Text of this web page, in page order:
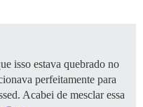
isso estava quebrado no
perfeitamente para
Acabei de mesclar essa